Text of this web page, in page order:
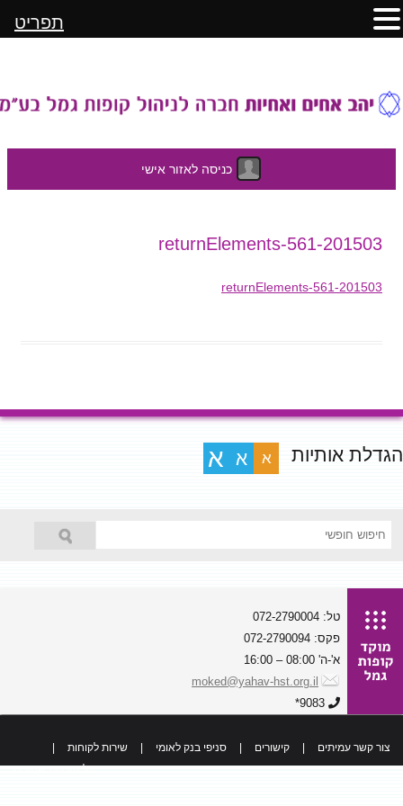
כניסה לאזור אישי
לתוכן
201503-returnElements-561
201503-returnElements-561
הגדלת אותיות א א א
טל: 072-2790004
פקס: 072-2790094
א'-ה' 08:00 – 16:00
moked@yahav-hst.org.il
9083*
צור קשר עמיתים קישורים סניפי בנק לאומי שירות לקוחות
כל הזכויות שמורות
תפריט